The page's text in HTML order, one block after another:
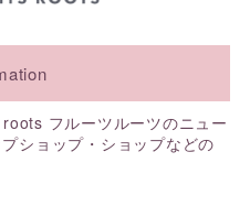
フルーツルーツのニュー
ショップ・ショップなどの